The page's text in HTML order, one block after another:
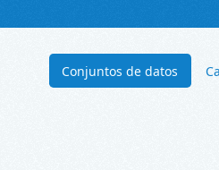
Conjuntos de datos